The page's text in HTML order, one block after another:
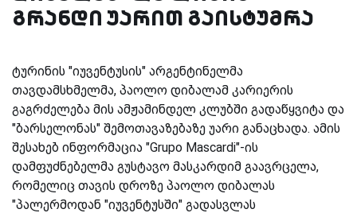
გრანდი უარით გაისტუმრა
ტურინის "იუვენტუსის" არგენტინელმა
თავდამსხმელმა, პაოლო დიბალამ კარიერის
გაგრძელება მის ამჟამინდელ კლუბში გადაწყვიტა და
"ბარსელონას" შემოთავაზებაზე უარი განაცხადა. ამის
შესახებ ინფორმაცია "Grupo Mascardi"-ის
დამფუძნებელმა გუსტავო მასკარდიმ გაავრცელა,
რომელიც თავის დროზე პაოლო დიბალას
"პალერმოდან "იუვენტუსში" გადასვლას